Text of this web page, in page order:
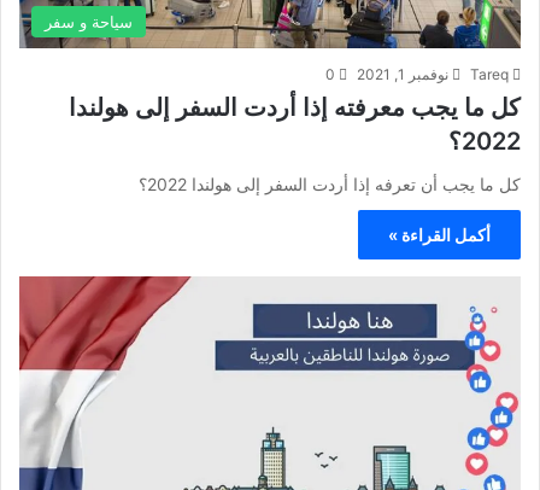
سياحة و سفر
Tareq نوفمبر 1, 2021 0
كل ما يجب معرفته إذا أردت السفر إلى هولندا
2022؟
كل ما يجب أن تعرفه إذا أردت السفر إلى هولندا 2022؟
أكمل القراءة »